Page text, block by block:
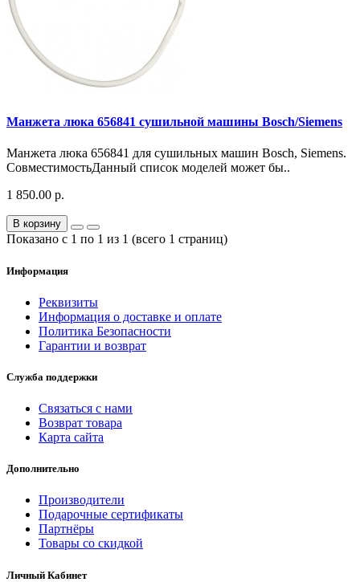
Манжета люка 656841 сушильной машины Bosch/Siemens
Манжета люка 656841 для сушильных машин Bosch, Siemens.
СовместимостьДанный список моделей может бы..
1 850.00 р.
В корзину
Показано с 1 по 1 из 1 (всего 1 страниц)
Информация
Реквизиты
Информация о доставке и оплате
Политика Безопасности
Гарантии и возврат
Служба поддержки
Связаться с нами
Возврат товара
Карта сайта
Дополнительно
Производители
Подарочные сертификаты
Партнёры
Товары со скидкой
Личный Кабинет